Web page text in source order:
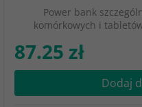
Power bank
komórkowych i
87.25 zł
Dodaj